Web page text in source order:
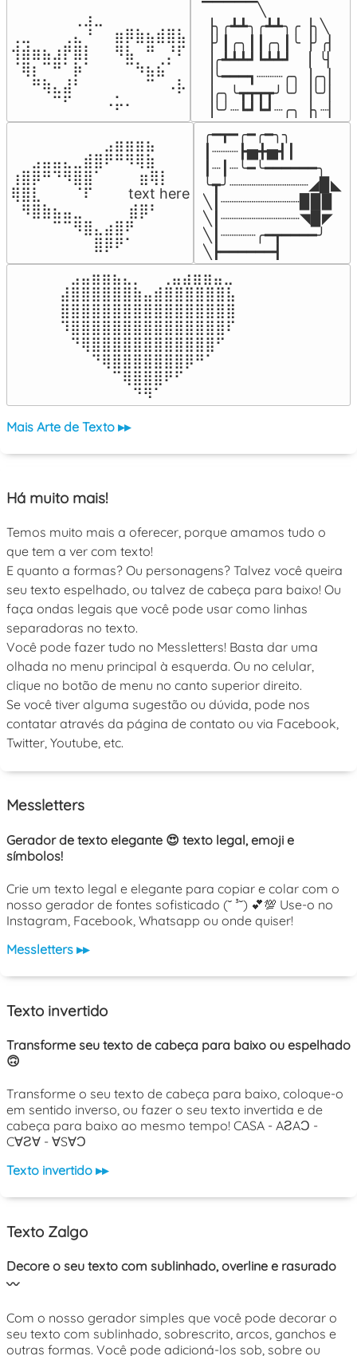
⠀⠀⠀⠀⠀⠀⢀⣰⣀⠀⠀⠀⠀⠀⠀⠀⠀
⢀⣀⠀⠀⠀⢀⣄⠘⠀⠀⣶⡿⣷⣦⣾⣿⣧
⢺⣾⣶⣦⣰⡟⣿⡇⠀⠀⠻⣧⠀⠛⠀⡘⠏
⠈⢿⡆⠉⠛⠁⡷⠁⠀⠀⠀⠉⠳⣦⣮⠁⠀
⠀⠀⠛⢷⣄⣼⠃⠀⠀⠀⠀⠀⠀⠉⠀⠠⡧
⠀⠀⠀⠀⠉⠋⠀⠀⠀⠠⡥⠄⠀⠀⠀⠀⠀
▔▔▔▔▔╲
▕╮╭┻┻╮╭┻┻╮╭▕╮╲
▕╯┃╭╮┃┃╭╮┃╰▕╯╭▏
▕╭┻┻┻┛┗┻┻┛  ▕  ╰▏
▕╰━━━┓┈┈┈╭╮▕╭╮▏
▕╭╮╰┳┳┳┳╯╰╯▕╰╯▏
▕╰╯┈┗┛┗┛┈╭╮▕╮┈▏
⠀⠀⠀⠀⠀⠀⠀⠀⠀⣠⣶⣶⣶⣦⠀⠀
⠀⠀⣠⣤⣤⣄⣀⣾⣿⠟⠛⠻⢿⣷⠀
⢰⣿⡿⠛⠙⠻⣿⣿⠁⠀⠀ ⠀⣶⢿⡇
⢿⣿⣇⠀⠀⠀⠈⠏⠀⠀⠀ text here
⠀⠻⣿⣷⣦⣤⣀⠀⠀⠀ ⠀⣾⡿⠃⠀
⠀⠀⠀⠀⠉⠉⠻⣿⣄⣴⣿⠟⠀⠀⠀
⠀⠀⠀⠀⠀⠀⠀⠀⣿⡿⠟⠁⠀⠀⠀
╭━┳━╭━╭━╮╮
┃┈┈┈┣▅╋▅┫┃
┃┈┃┈╰━╰━━━━━━╮
╰┳╯┈┈┈┈┈┈┈┈┈◢▉◣
╲┃┈┈┈┈┈┈┈┈┈▉▉▉
╲┃┈┈┈┈┈┈┈┈┈◥▉◤
╲┃┈┈┈┈╭━┳━━━━╯
╲┣━━━━━━┫﻿
⠀⣠⣤⣶⣶⣦⣄⡀  ⠀⢀⣤⣴⣶⣶⣤⣀⠀
⣼⣿⣿⣿⣿⣿⣿⣷⣤⣾⣿⣿⣿⣿⣿⣿⣧
⣿⣿⣿⣿⣿⣿⣿⣿⣿⣿⣿⣿⣿⣿⣿⣿⣿
⠹⣿⣿⣿⣿⣿⣿⣿⣿⣿⣿⣿⣿⣿⣿⣿⠏
⠀⠙⢿⣿⣿⣿⣿⣿⣿⣿⣿⣿⣿⣿⣿⠋⠀
⠀⠀⠀⠙⢿⣿⣿⣿⣿⣿⣿⣿⡿⠛⠁⠀⠀
⠀⠀⠀⠀⠀⠉⢿⣿⣿⣿⠟⠋⠀⠀⠀⠀⠀
⠀⠀⠀⠀⠀⠀⠀⠙⠻⠁⠀⠀⠀⠀⠀⠀⠀⠀⠀⠀⠀⠀⠀
Mais Arte de Texto ▸▸
Há muito mais!
Temos muito mais a oferecer, porque amamos tudo o
que tem a ver com texto!
E quanto a formas? Ou personagens? Talvez você queira
seu texto espelhado, ou talvez de cabeça para baixo! Ou
faça ondas legais que você pode usar como linhas
separadoras no texto.
Você pode fazer tudo no Messletters! Basta dar uma
olhada no menu principal à esquerda. Ou no celular,
clique no botão de menu no canto superior direito.
Se você tiver alguma sugestão ou dúvida, pode nos
contatar através da página de contato ou via Facebook,
Twitter, Youtube, etc.
Messletters
Gerador de texto elegante 😍 texto legal, emoji e
símbolos!
Crie um texto legal e elegante para copiar e colar com o
nosso gerador de fontes sofisticado (˘ ³˘) 💕💯 Use-o no
Instagram, Facebook, Whatsapp ou onde quiser!
Messletters ▸▸
Texto invertido
Transforme seu texto de cabeça para baixo ou espelhado
🙃
Transforme o seu texto de cabeça para baixo, coloque-o
em sentido inverso, ou fazer o seu texto invertida e de
cabeça para baixo ao mesmo tempo! CASA - AƧAƆ -
C∀Ƨ∀ - ∀S∀Ɔ
Texto invertido ▸▸
Texto Zalgo
Decore o seu texto com sublinhado, overline e rasurado
〰️
Com o nosso gerador simples que você pode decorar o
seu texto com sublinhado, sobrescrito, arcos, ganchos e
outras formas. Você pode adicioná-los sob, sobre ou